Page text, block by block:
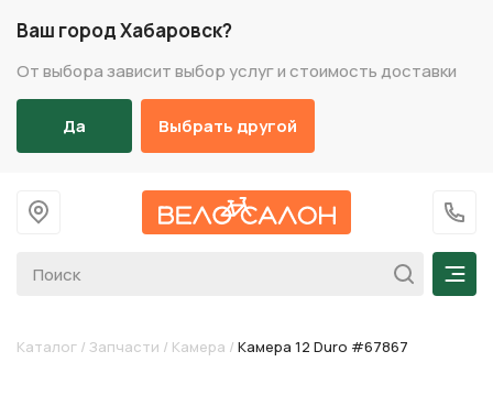
Ваш город Хабаровск?
От выбора зависит выбор услуг и стоимость доставки
Да Выбрать другой
На главную
+7
Каталог / Запчасти / Камера / Камера 12 Duro #67867